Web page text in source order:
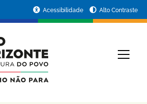
Acessibilidade Alto Contraste